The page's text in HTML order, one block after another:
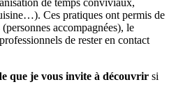
Ces pratiques ont permis de
accompagnées), le
de rester en contact
que je vous invite à découvrir si